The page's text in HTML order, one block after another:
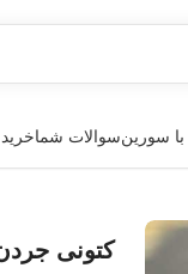
سورینسوالات شما
کتونی جردن 1 ساقدار مشکی ورنی کد